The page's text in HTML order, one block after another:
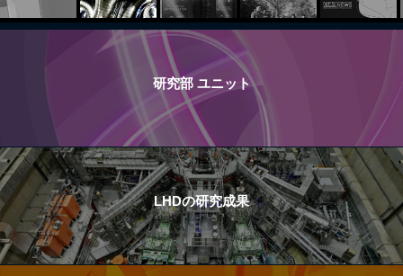
研究部 ユニット
LHDの研究成果